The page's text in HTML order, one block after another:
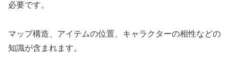
必要です。
マップ構造、アイテムの位置、キャラクターの相性などの
知識が含まれます。